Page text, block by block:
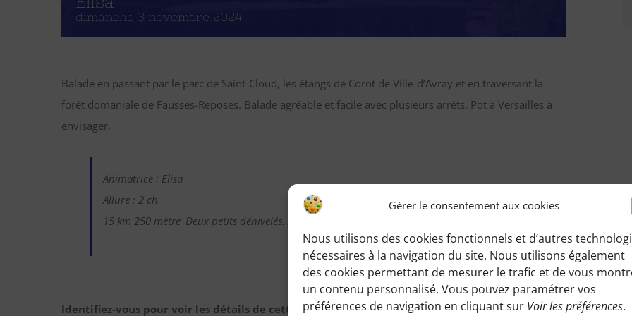
Gérer le consentement aux cookies
Nous utilisons des cookies fonctionnels et d’autres
nécessaires à la navigation du site. Nous utilisons également
des cookies permettant de mesurer le trafic et de vous
un contenu personnalisé. Vous pouvez paramétrer vos
préférences de navigation en cliquant sur Voir les préférences.
dimanche 3 novembre 2024
Balade en passant par le parc de Saint-Cloud, les étangs de Corot de Ville-d’Avray et en traversant la
forêt domaniale de Fausses-Reposes. Balade agréable et facile avec plusieurs arrêts. Pot à Versailles à
envisager.
Animatrice : Elisa
Allure : 2 ch
15 km 250 mètre Deux petits dénivelés. Aucune difficulté sur ce parcours
Identifiez-vous pour voir les détails de cette randonnée: